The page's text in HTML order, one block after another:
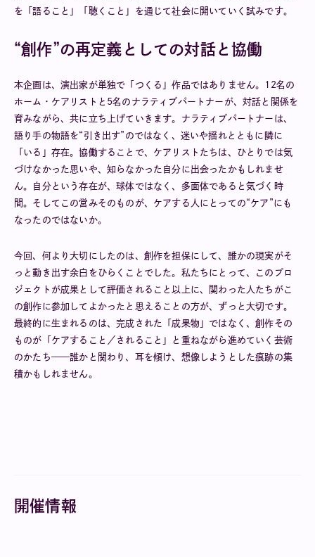
を「語ること」「聴くこと」を通じて社会に開いていく試みです。
“創作”の再定義としての対話と協働
本企画は、演出家が単独で「つくる」作品ではありません。12名の
ホーム・ケアリストと5名のナラティブパートナーが、対話と関係を
育みながら、共に立ち上げていきます。ナラティブパートナーは、
語り手の物語を“引き出す”のではなく、迷いや揺れとともに隣に
「いる」存在。協働することで、ケアリストたちは、ひとりでは気
づけなかった思いや、知らなかった自分に出会ったかもしれませ
ん。自分という存在が、球体ではなく、多面体であると気づく時
間。そしてこの営みそのものが、ケアする人にとっての“ケア”にも
なったのではないか。
今回、何より大切にしたのは、創作を担保にして、誰かの現実がそ
っと動き出す余白をひらくことでした。私たちにとって、このプロ
ジェクトが成果として評価されること以上に、関わった人たちがこ
の創作に参加してよかったと思えることの方が、ずっと大切です。
最終的に生まれるのは、完成された「成果物」ではなく、創作その
ものが「ケアすること／されること」と重ねながら進めていく芸術
のかたち——誰かと関わり、耳を傾け、想像しようとした痕跡の集
積かもしれません。
開催情報